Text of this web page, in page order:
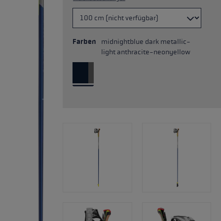
Farben
midnightblue dark metallic-
light anthracite-neonyellow